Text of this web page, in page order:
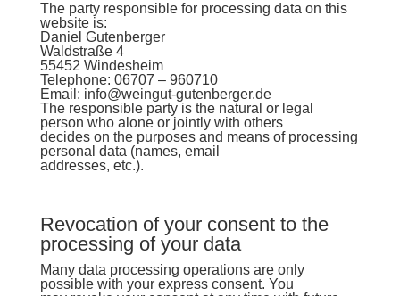
The party responsible for processing data on this
website is:
Daniel Gutenberger
Waldstraße 4
55452 Windesheim
Telephone: 06707 – 960710
Email: info@weingut-gutenberger.de
The responsible party is the natural or legal
person who alone or jointly with others
decides on the purposes and means of processing
personal data (names, email
addresses, etc.).
Revocation of your consent to the
processing of your data
Many data processing operations are only
possible with your express consent. You